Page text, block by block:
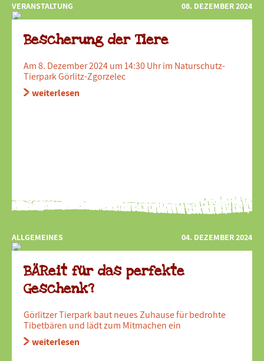
VERANSTALTUNG 08. DEZEMBER 2024
Bescherung der Tiere
Am 8. Dezember 2024 um 14:30 Uhr im Naturschutz-
Tierpark Görlitz-Zgorzelec
weiterlesen
ALLGEMEINES 04. DEZEMBER 2024
BÄReit für das perfekte
Geschenk?
Görlitzer Tierpark baut neues Zuhause für bedrohte
Tibetbären und lädt zum Mitmachen ein
weiterlesen